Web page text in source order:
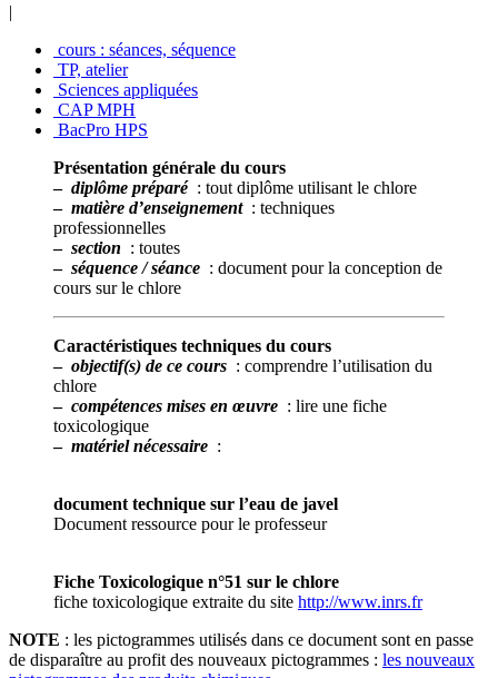
|
cours : séances, séquence
TP, atelier
Sciences appliquées
CAP MPH
BacPro HPS
Présentation générale du cours
– diplôme préparé : tout diplôme utilisant le chlore
– matière d’enseignement : techniques
professionnelles
– section : toutes
– séquence / séance : document pour la conception de
cours sur le chlore
Caractéristiques techniques du cours
– objectif(s) de ce cours : comprendre l’utilisation du
chlore
– compétences mises en œuvre : lire une fiche
toxicologique
– matériel nécessaire :
document technique sur l’eau de javel
Document ressource pour le professeur
Fiche Toxicologique n°51 sur le chlore
fiche toxicologique extraite du site http://www.inrs.fr
NOTE : les pictogrammes utilisés dans ce document sont en passe
de disparaître au profit des nouveaux pictogrammes : les nouveaux